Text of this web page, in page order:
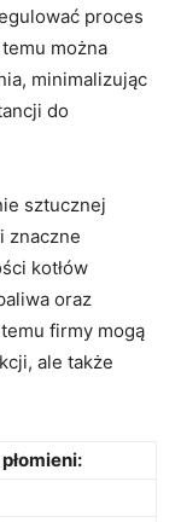
‍proces
można
⁢minimalizując
do
sztucznej
⁢znaczne
kotłów
oraz
firmy ⁣mogą
ale także